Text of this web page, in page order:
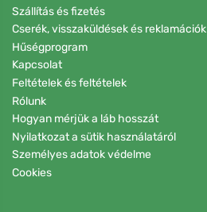
Szállítás és fizetés
Cserék, visszaküldések és reklamációk
Hűségprogram
Kapcsolat
Feltételek és feltételek
Rólunk
Hogyan mérjük a láb hosszát
Nyilatkozat a sütik használatáról
Személyes adatok védelme
Cookies